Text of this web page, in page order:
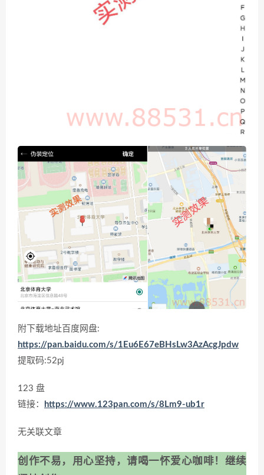
附下载地址百度网盘:
https://pan.baidu.com/s/1Eu6E67eBHsLw3AzAcgJpdw
提取码:52pj
123 盘
链接：
https://www.123pan.com/s/8Lm9-ub1r
无关联文章
创作不易，用心坚持，请喝一怀爱心咖啡！继续